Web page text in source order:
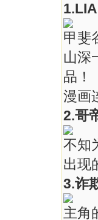
甲斐
山深
品！
漫画
2.哥
不知
出现
3.诈
主角